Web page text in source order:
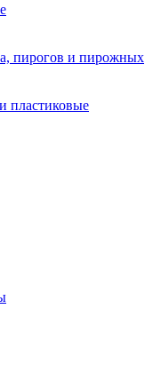
пирогов и пирожных
пластиковые